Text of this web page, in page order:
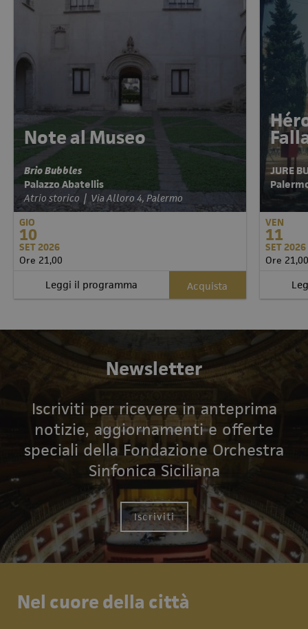
Note al Museo
Brio Bubbles
Palazzo Abatellis
Atrio storico | Via Alloro 4, Palermo
GIO
10
SET 2026
Ore 21,00
Leggi il programma Acquista
JURE
VEN
11
SET 2026
Ore
Newsletter
Iscriviti per ricevere in anteprima
notizie, aggiornamenti e offerte
speciali della Fondazione Orchestra
Sinfonica Siciliana
Iscriviti
Nel cuore della città